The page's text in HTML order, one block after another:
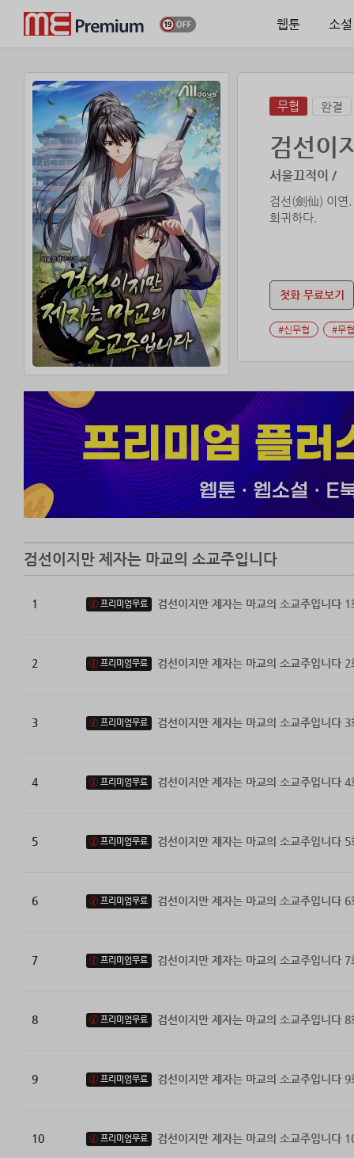
웹툰 소설
무협 완결
검선이
서울끄적이 /
검선(劍仙) 이연.
회귀하다.
첫화 무료보기
#신무협 #무협
검선이지만 제자는 마교의 소교주입니다
1 프리미엄무료 검선이지만 제자는 마교의 소교주입니다 1
2 프리미엄무료 검선이지만 제자는 마교의 소교주입니다 2
3 프리미엄무료 검선이지만 제자는 마교의 소교주입니다 3
4 프리미엄무료 검선이지만 제자는 마교의 소교주입니다 4
5 프리미엄무료 검선이지만 제자는 마교의 소교주입니다 5
6 프리미엄무료 검선이지만 제자는 마교의 소교주입니다 6
7 프리미엄무료 검선이지만 제자는 마교의 소교주입니다 7
8 프리미엄무료 검선이지만 제자는 마교의 소교주입니다 8
9 프리미엄무료 검선이지만 제자는 마교의 소교주입니다 9
10 프리미엄무료 검선이지만 제자는 마교의 소교주입니다